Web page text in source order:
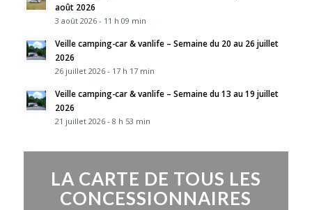
août 2026
3 août 2026 - 11 h 09 min
Veille camping-car & vanlife – Semaine du 20 au 26 juillet
2026
26 juillet 2026 - 17 h 17 min
Veille camping-car & vanlife – Semaine du 13 au 19 juillet
2026
21 juillet 2026 - 8 h 53 min
LA CARTE DE TOUS LES
CONCESSIONNAIRES